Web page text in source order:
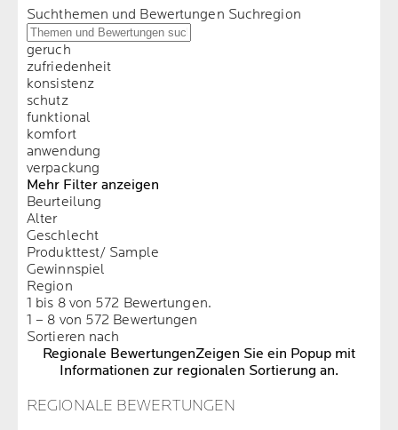
Suchthemen und Bewertungen Suchregion
geruch
zufriedenheit
konsistenz
schutz
funktional
komfort
anwendung
verpackung
Mehr Filter anzeigen
Beurteilung
Alter
Geschlecht
Produkttest/ Sample
Gewinnspiel
Region
1 bis 8 von 572 Bewertungen.
1 – 8 von 572 Bewertungen
Sortieren nach
Regionale BewertungenZeigen Sie ein Popup mit
Informationen zur regionalen Sortierung an.
REGIONALE BEWERTUNGEN